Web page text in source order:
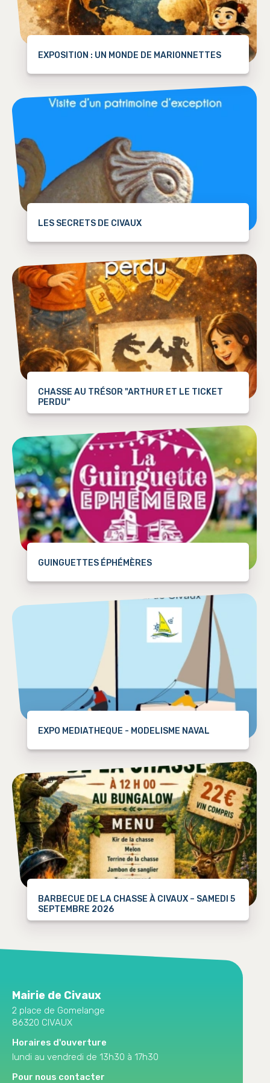
EXPOSITION : UN MONDE DE MARIONNETTES
LES SECRETS DE CIVAUX
CHASSE AU TRÉSOR "ARTHUR ET LE TICKET
PERDU"
GUINGUETTES ÉPHÉMÈRES
EXPO MEDIATHEQUE - MODELISME NAVAL
BARBECUE DE LA CHASSE À CIVAUX – SAMEDI 5
SEPTEMBRE 2026
Mairie de Civaux
2 place de Gomelange
86320 CIVAUX
Horaires d'ouverture
lundi au vendredi de 13h30 à 17h30
Pour nous contacter